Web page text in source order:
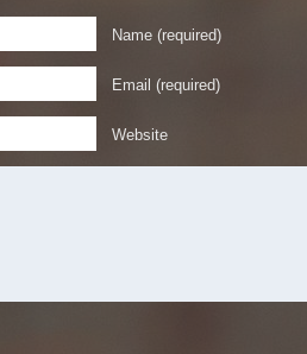
Name (required)
Email (required)
Website